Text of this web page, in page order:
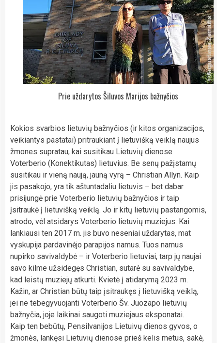
Prie uždarytos Šiluvos Marijos bažnyčios
Kokios svarbios lietuvių bažnyčios (ir kitos organizacijos,
veikiantys pastatai) pritraukiant į lietuvišką veiklą naujus
žmones supratau, kai susitikau Lietuvių dienose
Voterberio (Konektikutas) lietuvius. Be senų pažįstamų
susitikau ir vieną naują, jauną vyrą – Christian Allyn. Kaip
jis pasakojo, yra tik aštuntadaliu lietuvis – bet dabar
prisijungė prie Voterberio lietuvių bažnyčios ir taip
įsitraukė į lietuvišką veiklą. Jo ir kitų lietuvių pastangomis,
atrodo, vėl atsidarys Voterberio lietuvių muziejus. Kai
lankiausi ten 2017 m. jis buvo neseniai uždarytas, mat
vyskupija pardavinėjo parapijos namus. Tuos namus
nupirko savivaldybė – ir Voterberio lietuviai, tarp jų naujai
savo kilme užsidegęs Christian, sutarė su savivaldybe,
kad leistų muziejų atkurti. Kvietė į atidarymą 2023 m.
Kažin, ar Christian būtų taip įsitraukęs į lietuvišką veiklą,
jei ne tebegyvuojanti Voterberio Šv. Juozapo lietuvių
bažnyčia, joje laikinai saugoti muziejaus eksponatai.
Kaip ten bebūtų, Pensilvanijos Lietuivų dienos gyvos, o
žmonės, lankęsi Lietuvių dienose prieš kelis metus, sakė,